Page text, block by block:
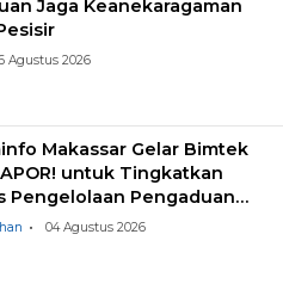
Jaga Keanekaragaman
Agustus 2026
Makassar Gelar Bimtek
untuk Tingkatkan
Pengelolaan Pengaduan
04 Agustus 2026